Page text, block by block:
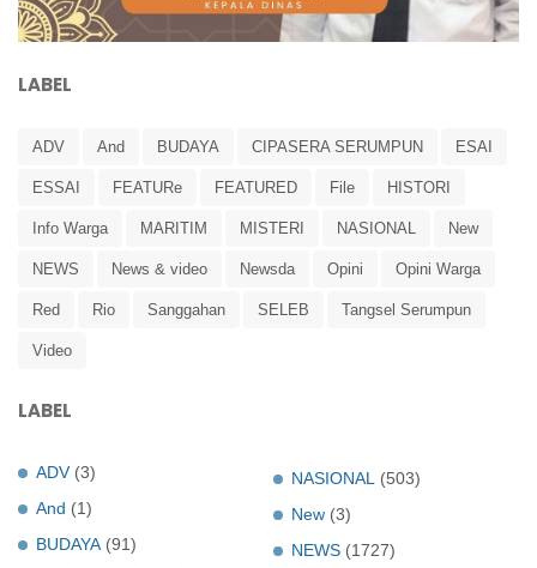
LABEL
ADV And BUDAYA CIPASERA SERUMPUN ESAI
ESSAI FEATURe FEATURED File HISTORI
Info Warga MARITIM MISTERI NASIONAL New
NEWS News & video Newsda Opini Opini Warga
Red Rio Sanggahan SELEB Tangsel Serumpun
Video
LABEL
ADV (3)
And (1)
BUDAYA (91)
NASIONAL
(503)
New (3)
NEWS (1727)